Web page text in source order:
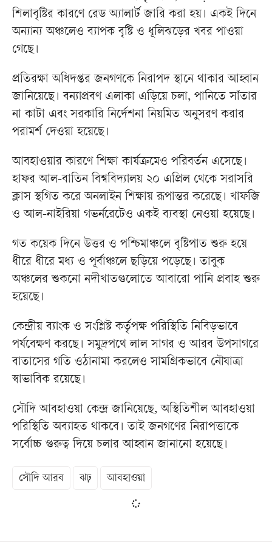
শিলাবৃষ্টির কারণে রেড অ্যালার্ট জারি করা হয়। একই দিনে
অন্যান্য অঞ্চলেও ব্যাপক বৃষ্টি ও ধূলিঝড়ের খবর পাওয়া
গেছে।
প্রতিরক্ষা অধিদপ্তর জনগণকে নিরাপদ স্থানে থাকার আহ্বান
জানিয়েছে। বন্যাপ্রবণ এলাকা এড়িয়ে চলা, পানিতে সাঁতার
না কাটা এবং সরকারি নির্দেশনা নিয়মিত অনুসরণ করার
পরামর্শ দেওয়া হয়েছে।
আবহাওয়ার কারণে শিক্ষা কার্যক্রমেও পরিবর্তন এসেছে।
হাফর আল-বাতিন বিশ্ববিদ্যালয় ২০ এপ্রিল থেকে সরাসরি
ক্লাস স্থগিত করে অনলাইন শিক্ষায় রূপান্তর করেছে। খাফজি
ও আল-নাইরিয়া গভর্নরেটেও একই ব্যবস্থা নেওয়া হয়েছে।
গত কয়েক দিনে উত্তর ও পশ্চিমাঞ্চলে বৃষ্টিপাত শুরু হয়ে
ধীরে ধীরে মধ্য ও পূর্বাঞ্চলে ছড়িয়ে পড়েছে। তাবুক
অঞ্চলের শুকনো নদীখাতগুলোতে আবারো পানি প্রবাহ শুরু
হয়েছে।
কেন্দ্রীয় ব্যাংক ও সংশ্লিষ্ট কর্তৃপক্ষ পরিস্থিতি নিবিড়ভাবে
পর্যবেক্ষণ করছে। সমুদ্রপথে লাল সাগর ও আরব উপসাগরে
বাতাসের গতি ওঠানামা করলেও সামগ্রিকভাবে নৌযাত্রা
স্বাভাবিক রয়েছে।
সৌদি আবহাওয়া কেন্দ্র জানিয়েছে, অস্থিতিশীল আবহাওয়া
পরিস্থিতি অব্যাহত থাকবে। তাই জনগণের নিরাপত্তাকে
সর্বোচ্চ গুরুত্ব দিয়ে চলার আহ্বান জানানো হয়েছে।
সৌদি আরব ঝঢ় আবহাওয়া